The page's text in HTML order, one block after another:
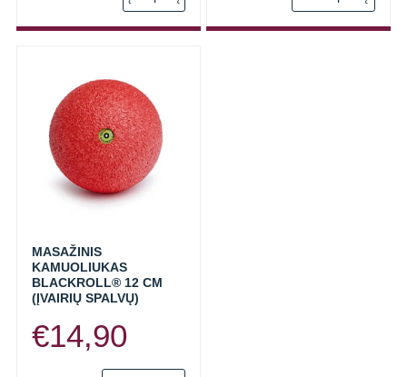
has
MASAŽINIS
KAMUOLIUKAS
BLACKROLL® 12 CM
(ĮVAIRIŲ SPALVŲ)
€14,90